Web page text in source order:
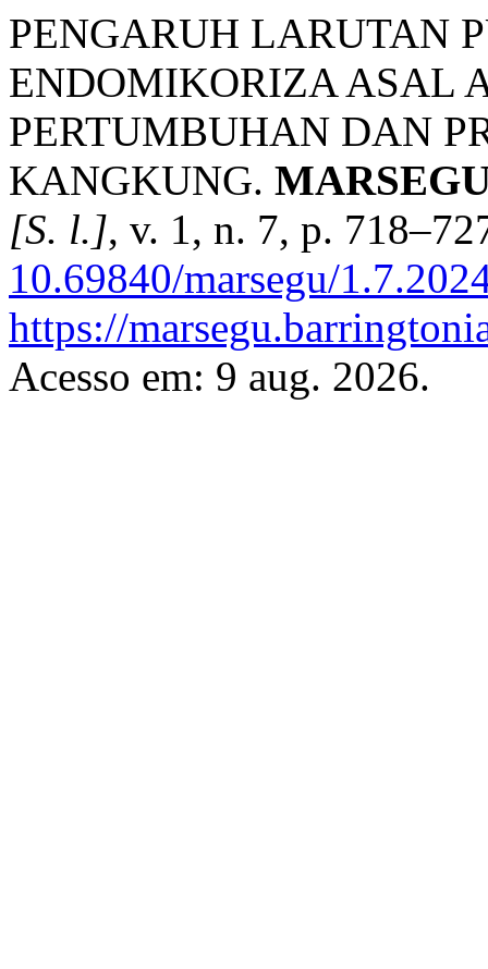
PENGARUH LARUTAN
ENDOMIKORIZA ASAL
PERTUMBUHAN DAN
KANGKUNG.
[S. l.], v. 1, n. 7, p.
10.69840/marsegu/
https://
Acesso em: 9 aug. 2026.